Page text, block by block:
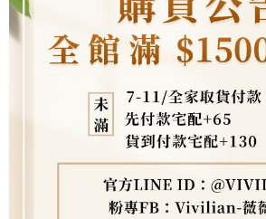
【注意事項】
１．透過由恩沛科技股份有限公司提供之「AFTEE
易，需依本服務之必要範圍內提供個人資料，並將
權轉讓予恩沛科技股份有限公司。
https://aftee.tw/terms/#terms3
３．未成年的使用者請事先徵得法定代理人或監護
「AFTEE先享後付」，若未經同意申辦者引起之損
４．使用「AFTEE先享後付」時，將依據個別帳號
時審查核予不同之上限額度；若仍有額度不足之情
請求用戶進行身份認證。
５．嚴禁一人註冊多個帳號或使用他人資訊註冊。
每筆NT$130，滿NT$1,500(含以上)免運費
海外配送